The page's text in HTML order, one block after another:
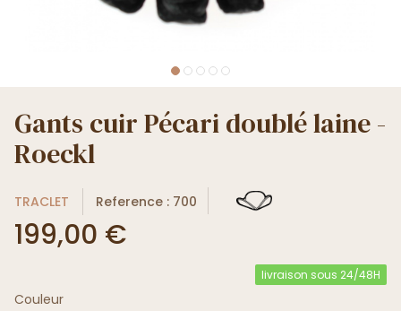
Gants cuir Pécari doublé laine -
Roeckl
TRACLET Reference : 700
199,00 €
livraison sous 24/48H
Couleur